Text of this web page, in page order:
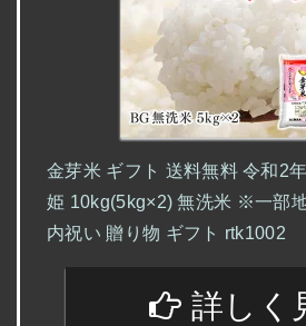
金芽米 ギフト 送料無料 令和2
姫 10kg(5kg×2) 無洗米 ※一部
内祝い 贈り物 ギフト rtk1002
詳しく